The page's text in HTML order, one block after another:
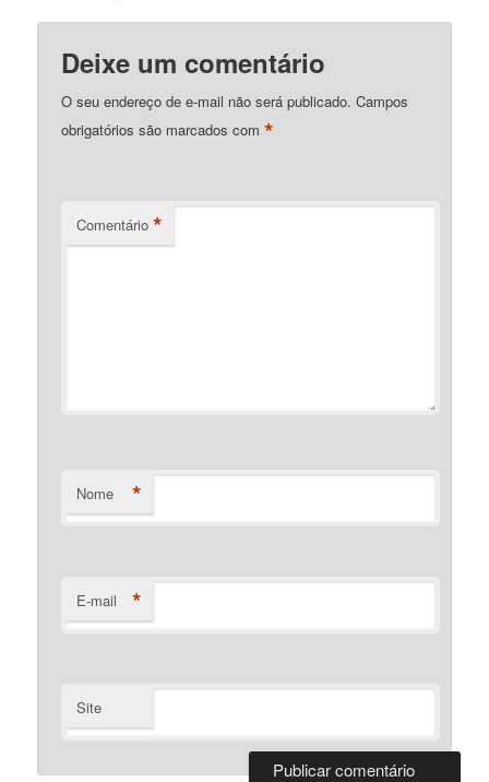
Deixe um comentário
O seu endereço de e-mail não será publicado. Campos
obrigatórios são marcados com*
Comentário *
Nome *
E-mail *
Site